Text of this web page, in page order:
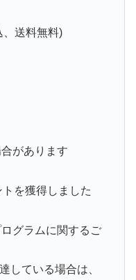
、送料無料)
があります
を獲得しました
グラムに関するご
している場合は、